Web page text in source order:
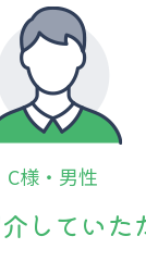
C様・男性
していた